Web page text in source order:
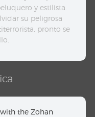
y estilista.
su peligrosa
pronto se
the Zohan